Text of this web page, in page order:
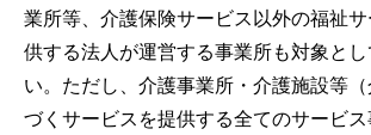
業所等、介護保険サービス以外の福祉
供する法人が運営する事業所も対象と
い。ただし、介護事業所・介護施設等
づくサービスを提供する全てのサービ